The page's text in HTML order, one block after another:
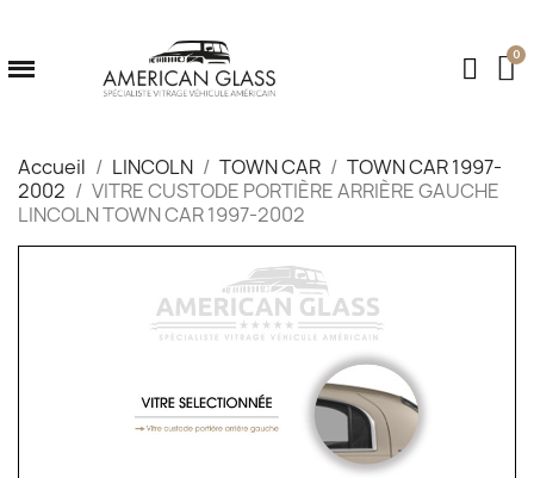
Accueil LINCOLN TOWN CAR
TOWN CAR 1997-
2002
VITRE CUSTODE PORTIÈRE ARRIÈRE GAUCHE
LINCOLN TOWN CAR 1997-2002